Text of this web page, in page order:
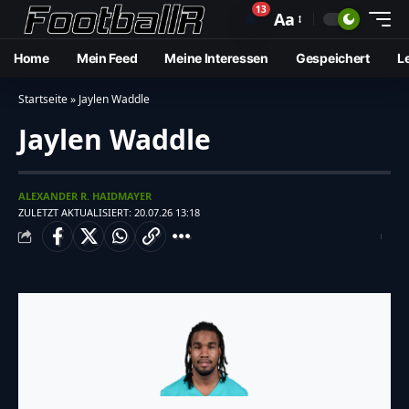
🔔13 Aa
Home Mein Feed Meine Interessen Gespeichert
Startseite» Jaylen Waddle
Jaylen Waddle
ZULETZT AKTUALISIERT: 20.07.26 13:18
ALEXANDER R. HAIDMAYER